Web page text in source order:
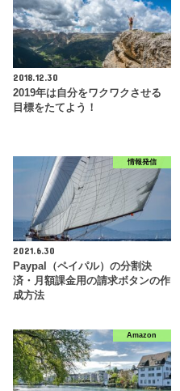
2018.12.30
2019年は自分をワクワクさせる
目標をたてよう！
情報発信
2021.6.30
Paypal（ペイパル）の分割決
済・月額課金用の請求ボタンの作
成方法
Amazon